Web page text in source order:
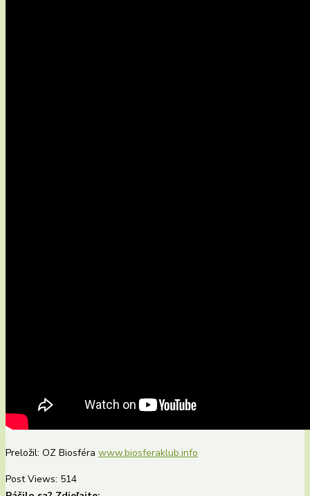
Preložil: OZ Biosféra www.biosferaklub.info
Post Views: 514